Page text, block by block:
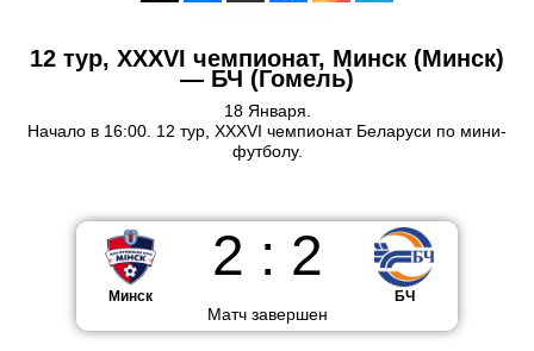
12 тур, XXXVI чемпионат, Минск (Минск)
— БЧ (Гомель)
18 Января.
Начало в 16:00. 12 тур, XXXVI чемпионат Беларуси по мини-
футболу.
Минск
2 : 2
Матч завершен
БЧ